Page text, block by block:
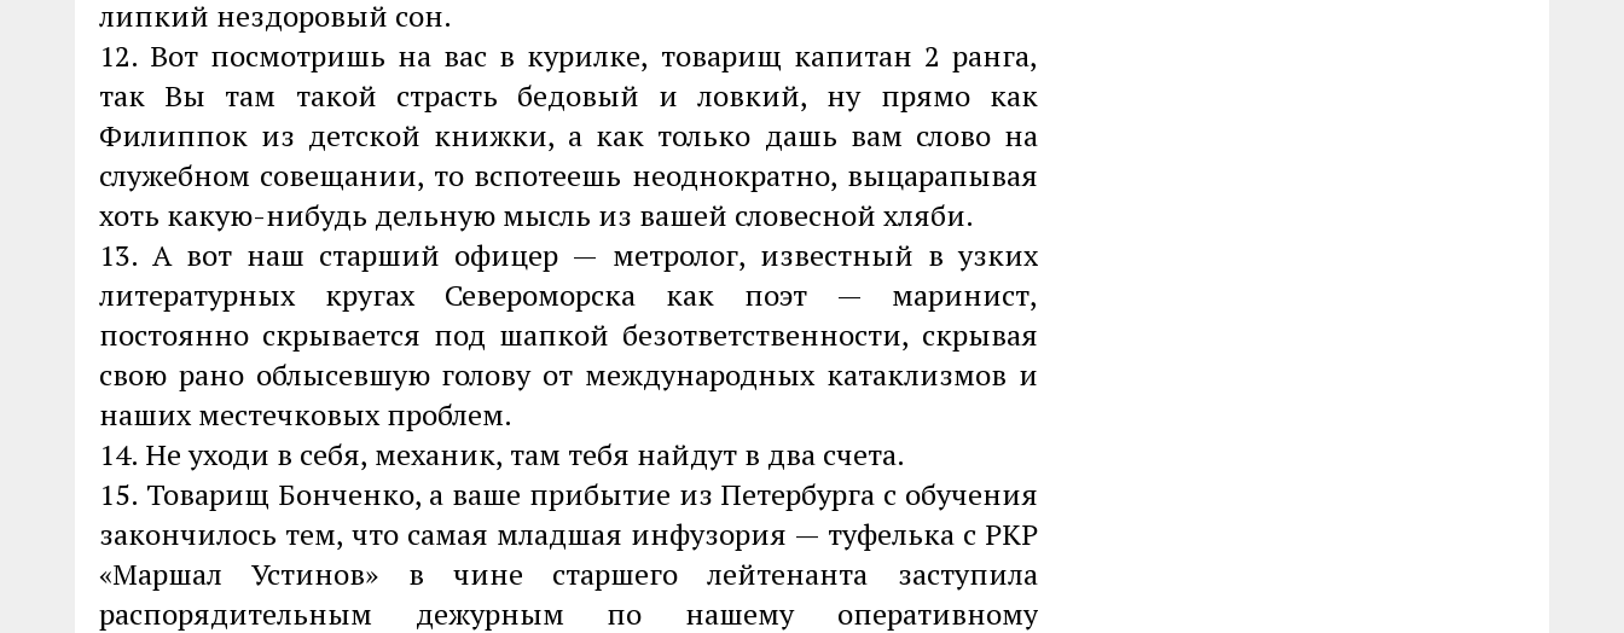
липкий нездоровый сон.
12. Вот посмотришь на вас в курилке, товарищ капитан 2 ранга,
так Вы там такой страсть бедовый и ловкий, ну прямо как
Филиппок из детской книжки, а как только дашь вам слово на
служебном совещании, то вспотеешь неоднократно, выцарапывая
хоть какую-нибудь дельную мысль из вашей словесной хляби.
13. А вот наш старший офицер — метролог, известный в узких
литературных кругах Североморска как поэт — маринист,
постоянно скрывается под шапкой безответственности, скрывая
свою рано облысевшую голову от международных катаклизмов и
наших местечковых проблем.
14. Не уходи в себя, механик, там тебя найдут в два счета.
15. Товарищ Бонченко, а ваше прибытие из Петербурга с обучения
закончилось тем, что самая младшая инфузория — туфелька с РКР
«Маршал Устинов» в чине старшего лейтенанта заступила
распорядительным дежурным по нашему оперативному